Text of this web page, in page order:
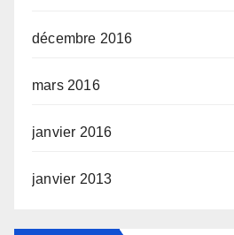
décembre 2016
mars 2016
janvier 2016
janvier 2013